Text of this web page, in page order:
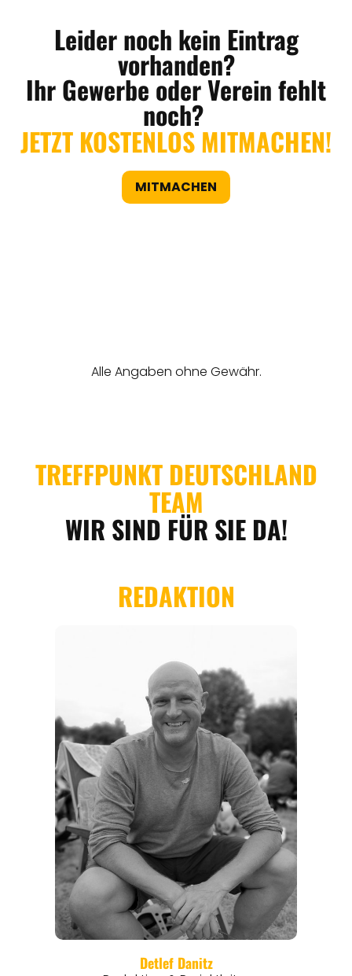
Leider noch kein Eintrag
vorhanden?
Ihr Gewerbe oder Verein fehlt
noch?
JETZT KOSTENLOS MITMACHEN!
MITMACHEN